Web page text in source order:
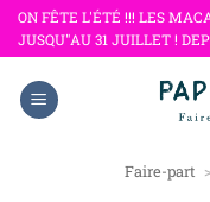
Passer
au
ON FÊTE L'ÉTÉ !!! LES
JUSQU"AU 31 JUILLET !
Faire-part >